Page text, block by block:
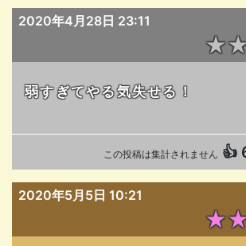
2020年4月28日 23:11
弱すぎてやる気失せる！
この投稿は集計されません 👍
2020年5月5日 10:21